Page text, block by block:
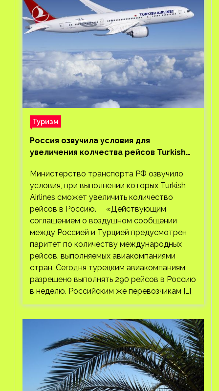
Туризм
Россия озвучила условия для
увеличения колчества рейсов Turkish
Министерство транспорта РФ озвучило
условия, при выполнении которых Turkish
Airlines сможет увеличить количество
рейсов в Россию. «Действующим
соглашением о воздушном сообщении
между Россией и Турцией предусмотрен
паритет по количеству международных
рейсов, выполняемых авиакомпаниями
стран. Сегодня турецким авиакомпаниям
разрешено выполнять 290 рейсов в Россию
в неделю. Российским же перевозчикам […]